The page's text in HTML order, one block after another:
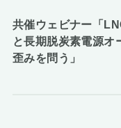
共催ウェビナー「
と長期脱炭素電源オ
歪みを問う」